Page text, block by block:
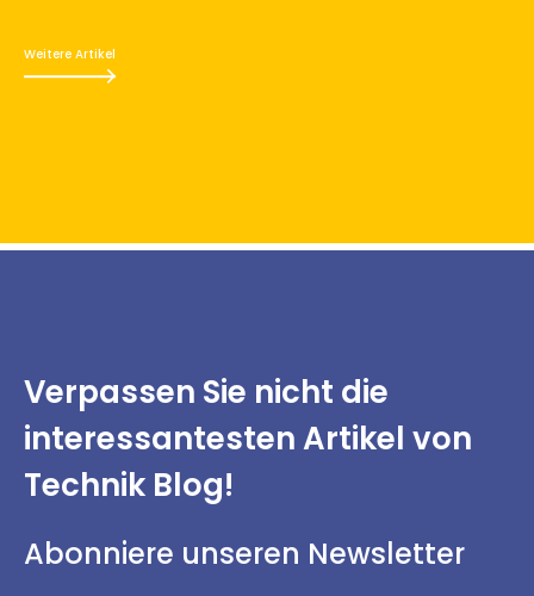
Weitere Artikel
Verpassen Sie nicht die
interessantestenArtikel von
Technik Blog!
Abonniere unseren Newsletter